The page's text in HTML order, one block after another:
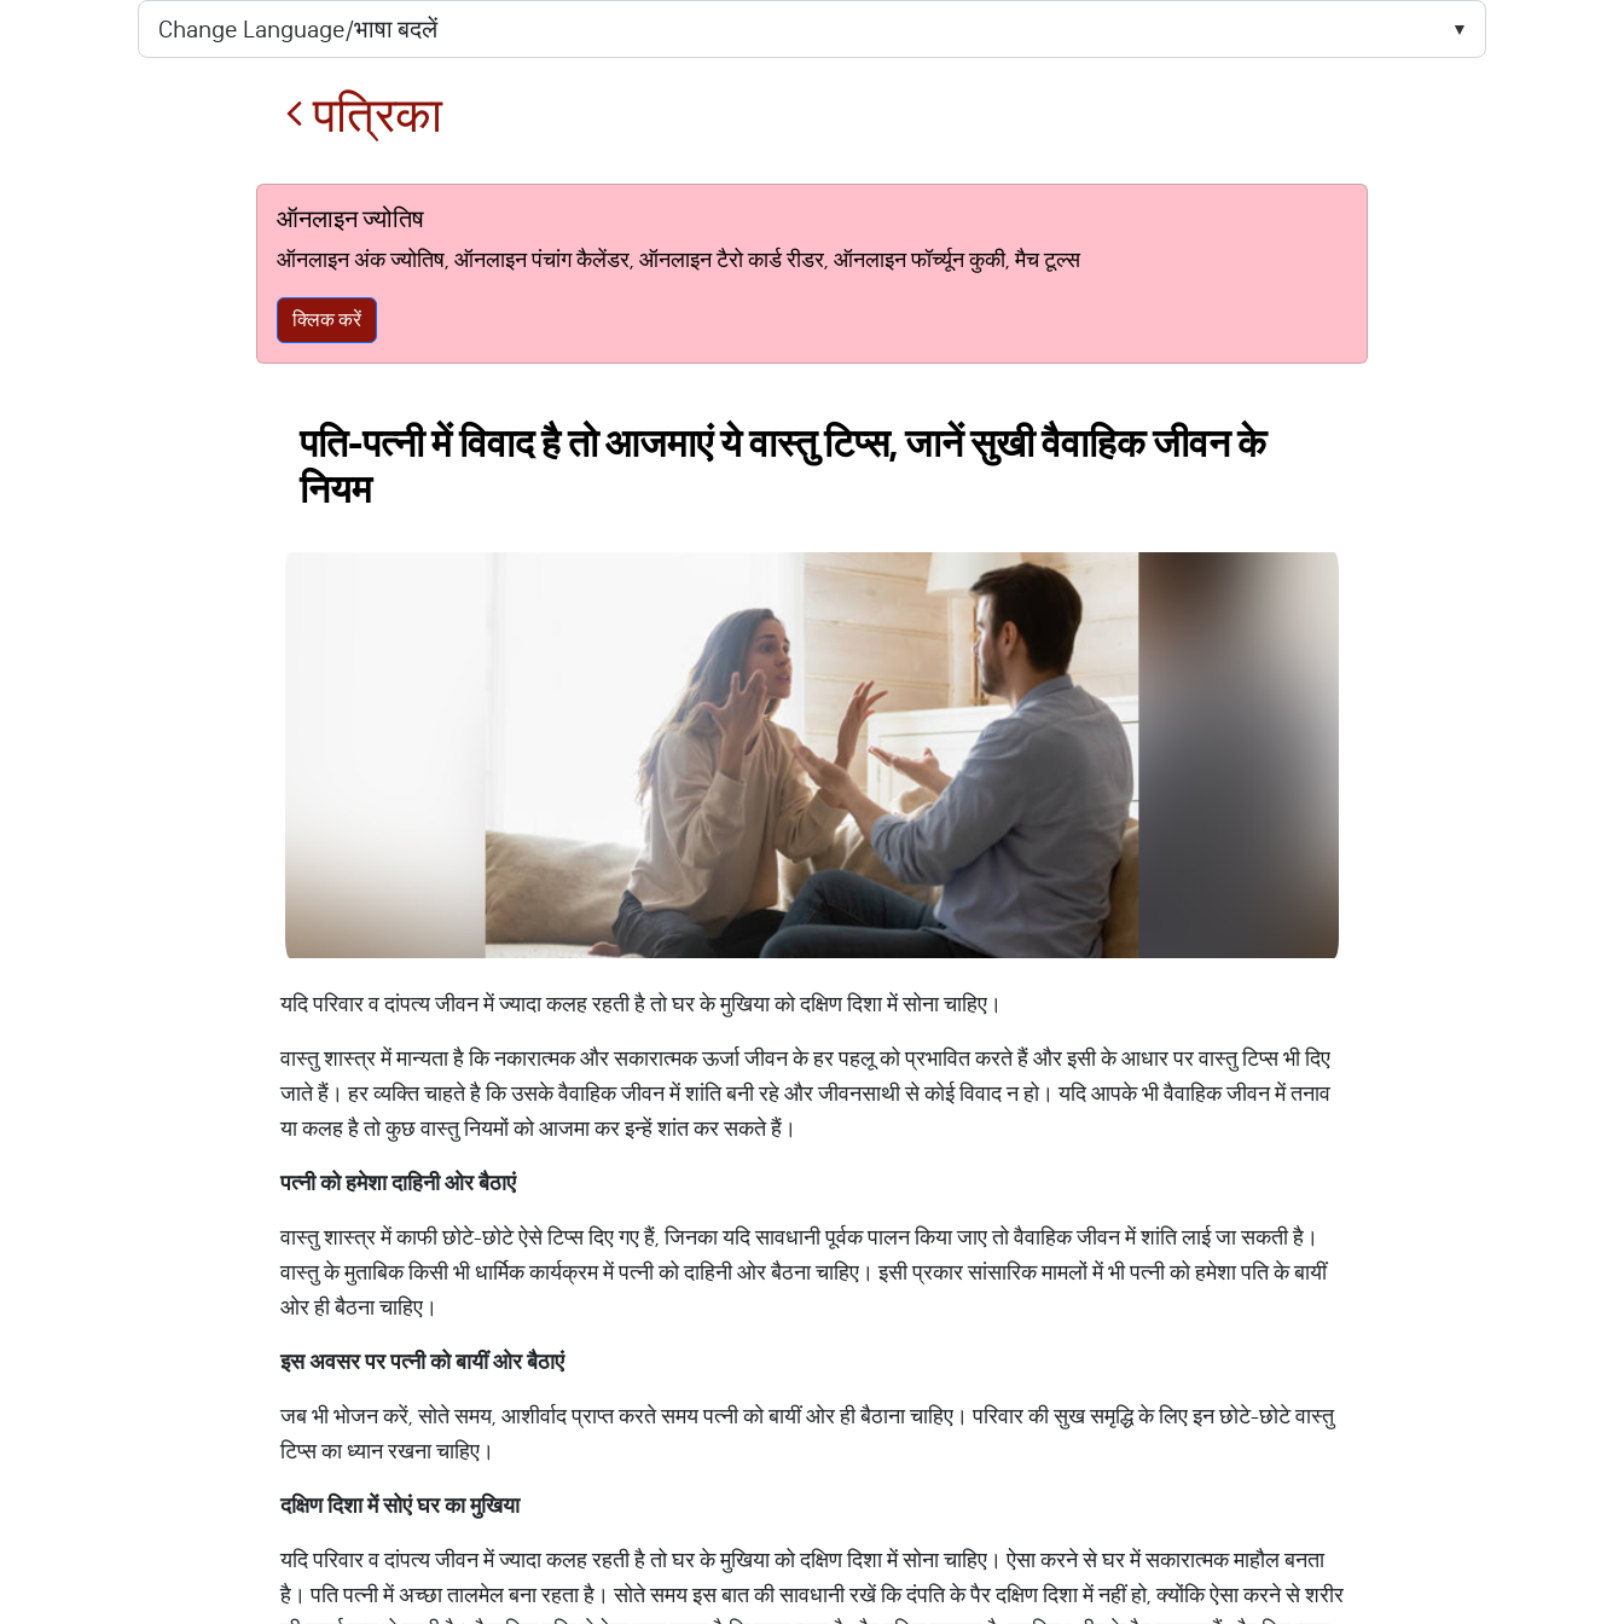
पत्रिका
ऑनलाइन ज्योतिष
ऑनलाइन अंक ज्योतिष, ऑनलाइन पंचांग कैलेंडर, ऑनलाइन टैरो कार्ड रीडर, ऑनलाइन फॉर्च्यून कुकी, मैच टूल्स
क्लिक करें
पति-पत्नी में विवाद है तो आजमाएं ये वास्तु टिप्स, जानें सुखी वैवाहिक जीवन के
नियम
यदि परिवार व दांपत्य जीवन में ज्यादा कलह रहती है तो घर के मुखिया को दक्षिण दिशा में सोना चाहिए।
वास्तु शास्त्र में मान्यता है कि नकारात्मक और सकारात्मक ऊर्जा जीवन के हर पहलू को प्रभावित करते हैं और इसी के आधार पर वास्तु टिप्स भी दिए
जाते हैं। हर व्यक्ति चाहते है कि उसके वैवाहिक जीवन में शांति बनी रहे और जीवनसाथी से कोई विवाद न हो। यदि आपके भी वैवाहिक जीवन में तनाव
या कलह है तो कुछ वास्तु नियमों को आजमा कर इन्हें शांत कर सकते हैं।
पत्नी को हमेशा दाहिनी ओर बैठाएं
वास्तु शास्त्र में काफी छोटे-छोटे ऐसे टिप्स दिए गए हैं, जिनका यदि सावधानी पूर्वक पालन किया जाए तो वैवाहिक जीवन में शांति लाई जा सकती है।
वास्तु के मुताबिक किसी भी धार्मिक कार्यक्रम में पत्नी को दाहिनी ओर बैठना चाहिए। इसी प्रकार सांसारिक मामलों में भी पत्नी को हमेशा पति के बायीं
ओर ही बैठना चाहिए।
इस अवसर पर पत्नी को बायीं ओर बैठाएं
जब भी भोजन करें, सोते समय, आशीर्वाद प्राप्त करते समय पत्नी को बायीं ओर ही बैठाना चाहिए। परिवार की सुख समृद्धि के लिए इन छोटे-छोटे वास्तु
टिप्स का ध्यान रखना चाहिए।
दक्षिण दिशा में सोएं घर का मुखिया
यदि परिवार व दांपत्य जीवन में ज्यादा कलह रहती है तो घर के मुखिया को दक्षिण दिशा में सोना चाहिए। ऐसा करने से घर में सकारात्मक माहौल बनता
है। पति पत्नी में अच्छा तालमेल बना रहता है। सोते समय इस बात की सावधानी रखें कि दंपति के पैर दक्षिण दिशा में नहीं हो, क्योंकि ऐसा करने से शरीर